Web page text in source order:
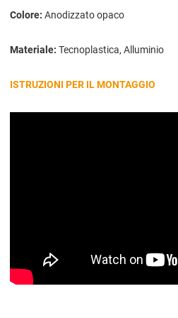
Colore: Anodizzato opaco
Materiale: Tecnoplastica, Alluminio
ISTRUZIONI PER IL MONTAGGIO